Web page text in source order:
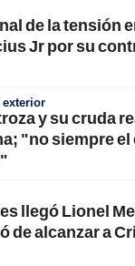
de la tensión
Jr por su
exterior
y su cruda
"no siempre
llegó Lionel
de alcanzar a